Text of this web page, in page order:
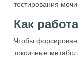
тестирования мочи.
Как
Чтобы
токсичные